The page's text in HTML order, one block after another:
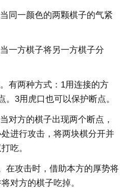
同一颜色的两颗棋子的气紧
一方棋子将另一方棋子分
有两种方式：1用连接的方
。3用虎口也可以保护断点。
对方的棋子出现两个断点，
进行攻击，将两块棋分开并
吃。
在攻击时，借助本方的厚势将
对方的棋子吃掉。